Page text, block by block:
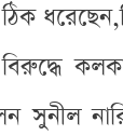
বিরুদ্ধে
সুনীল